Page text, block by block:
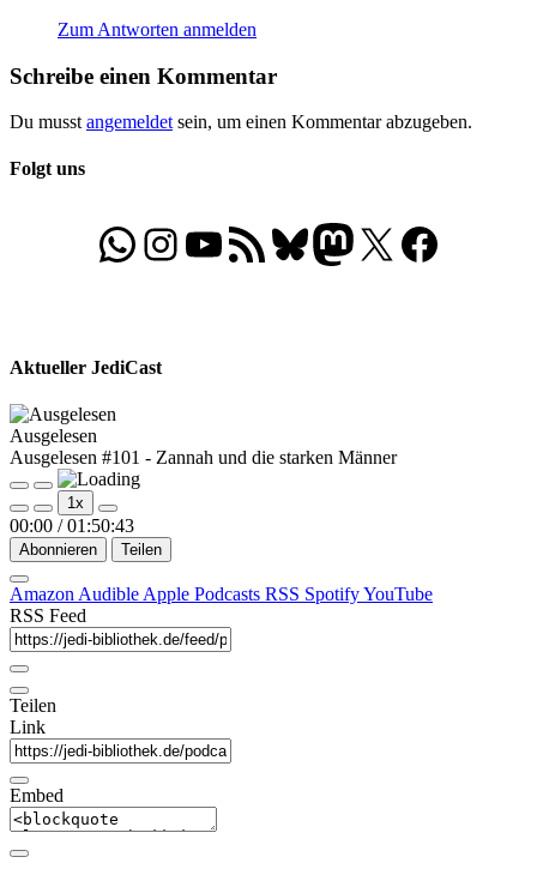
Zum Antworten anmelden
Schreibe einen Kommentar
Du musst angemeldet sein, um einen Kommentar abzugeben.
Folgt uns
WhatsApp
Folgt uns auf Instagram
Besucht unseren YouTube-Kanal
RSS-FeedBluesky
Folgt uns auf Mastodon
X Folgt uns auf
Aktueller JediCast
Ausgelesen
Ausgelesen #101 - Zannah und die starken Männer
Play
Episode
Pause
Episode
1x
00:00 / 01:50:43
Abonnieren Teilen
Amazon Audible Apple Podcasts RSS SpotifyYouTube
RSS Feed
Teilen
Link
Embed